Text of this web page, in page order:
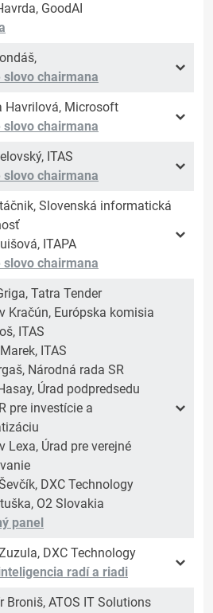
GoodAI
slovo chairmana
Havrilová, Microsoft
slovo chairmana
ITAS
slovo chairmana
Slovenská informatická
ITAPA
slovo chairmana
Tatra Tender
Kračún, Európska komisia
ITAS
ITAS
Národná rada SR
Úrad podpredsedu
pre investície a
Lexa, Úrad pre verejné
DXC Technology
O2 Slovakia
panel
DXC Technology
radí a riadi
Broniš, ATOS IT Solutions